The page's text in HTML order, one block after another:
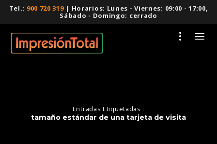
Tel.: 900 720 319| Horarios: Lunes - Viernes: 09:00 - 17:00,
Sábado - Domingo: cerrado
Entradas Etiquetadas :
tamaño estándar de una tarjeta de visita